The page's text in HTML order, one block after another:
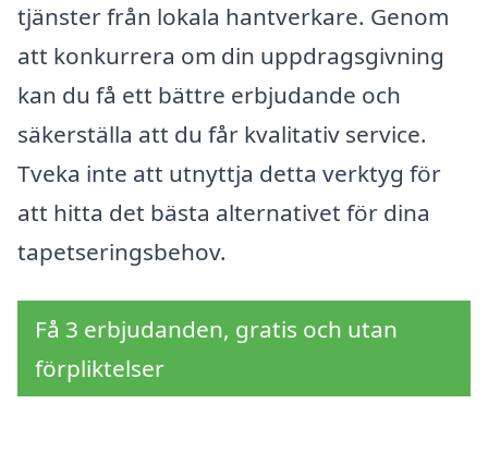
tjänster från lokala hantverkare. Genom
att konkurrera om din uppdragsgivning
kan du få ett bättre erbjudande och
säkerställa att du får kvalitativ service.
Tveka inte att utnyttja detta verktyg för
att hitta det bästa alternativet för dina
tapetseringsbehov.
Få 3 erbjudanden, gratis och utan
förpliktelser